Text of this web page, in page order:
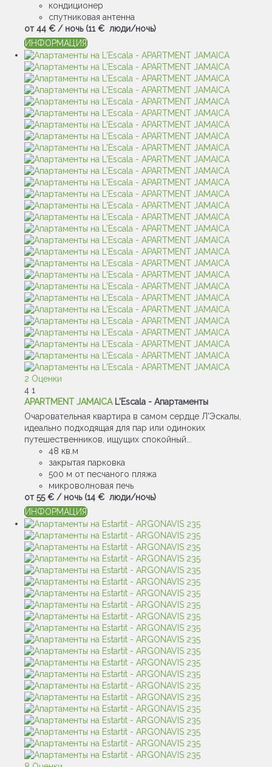
кондиционер
спутниковая антенна
от 44 € / ночь (11 € люди/ночь)
ИНФОРМАЦИЯ
2 Оценки
4 1
APARTMENT JAMAICA L'Escala - Апартаменты
Очаровательная квартира в самом сердце Л'Эскалы,
идеально подходящая для пар или одиноких
путешественников, ищущих спокойный...
48 кв.м
закрытая парковка
500 м от песчаного пляжа
микроволновая печь
от 55 € / ночь (14 € люди/ночь)
ИНФОРМАЦИЯ